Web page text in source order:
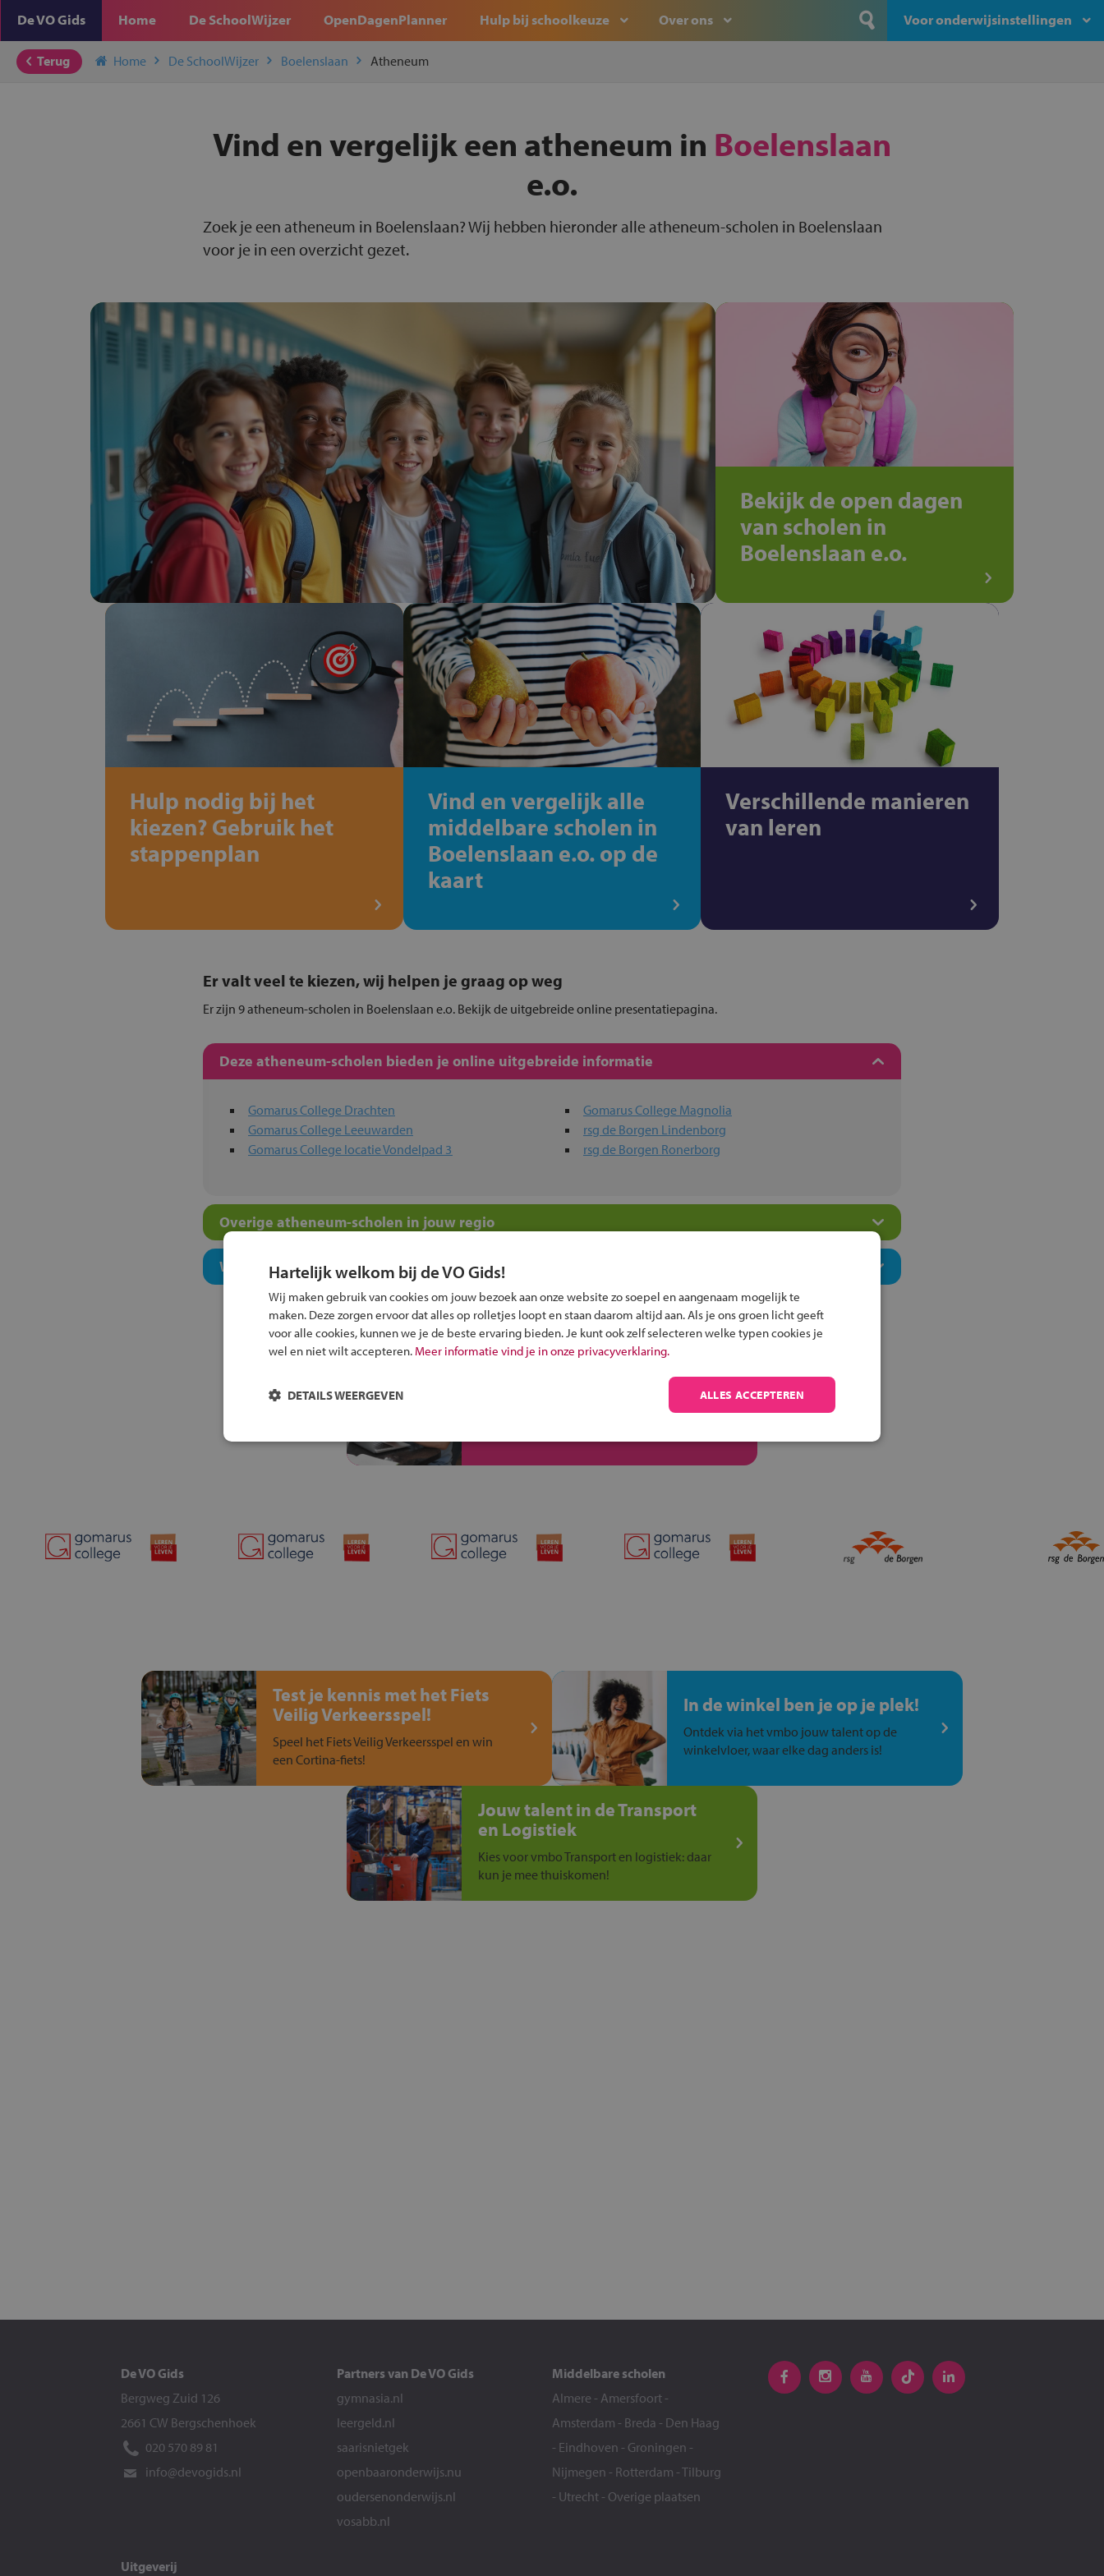
De VO Gids Home De SchoolWijzer OpenDagenPlanner Hulp bij schoolkeuze Over ons Voor onderwijsinstellingen
Terug Home De SchoolWijzer Boelenslaan Atheneum
Vind en vergelijk een atheneum in Boelenslaan
e.o.
Zoek je een atheneum in Boelenslaan? Wij hebben hieronder alle atheneum-scholen in Boelenslaan
voor je in een overzicht gezet.
Bekijk de open dagen
van scholen in
Boelenslaan e.o.
Hulp nodig bij het
kiezen? Gebruik het
stappenplan
Vind en vergelijk alle
middelbare scholen in
Boelenslaan e.o. op de
kaart
Verschillende manieren
van leren
Er valt veel te kiezen, wij helpen je graag op weg
Er zijn 9 atheneum-scholen in Boelenslaan e.o. Bekijk de uitgebreide online presentatiepagina.
Deze atheneum-scholen bieden je online uitgebreide informatie
Gomarus College Drachten
Gomarus College Leeuwarden
Gomarus College locatie Vondelpad 3
Gomarus College Magnolia
rsg de Borgen Lindenborg
rsg de Borgen Ronerborg
Overige atheneum-scholen in jouw regio
Welk onderwijsconcept past bij jou?
Alle informatie om je kind aan te melden bij
Test je kennis met het Fiets
Veilig Verkeersspel!
Speel het Fiets Veilig Verkeersspel en win
een Cortina-fiets!
In de winkel ben je op je plek!
Ontdek via het vmbo jouw talent op de
winkelvloer, waar elke dag anders is!
Jouw talent in de Transport
en Logistiek
Kies voor vmbo Transport en logistiek: daar
kun je mee thuiskomen!
De VO Gids
Bergweg Zuid 126
2661 CW Bergschenhoek
020 570 89 81
info@devogids.nl
Partners van De VO Gids
gymnasia.nl
leergeld.nl
saarisnietgek
openbaaronderwijs.nu
oudersenonderwijs.nl
vosabb.nl
Middelbare scholen
Almere - Amersfoort -
Amsterdam - Breda - Den Haag
- Eindhoven - Groningen -
Nijmegen - Rotterdam -Tilburg
- Utrecht - Overige plaatsen
Uitgeverij
Hartelijk welkom bij de VO Gids!
Wij maken gebruik van cookies om jouw bezoek aan onze website zo soepel en aangenaam mogelijk te
maken. Deze zorgen ervoor dat alles op rolletjes loopt en staan daarom altijd aan. Als je ons groen licht geeft
voor alle cookies, kunnen we je de beste ervaring bieden. Je kunt ook zelf selecteren welke typen cookies je
wel en niet wilt accepteren. Meer informatie vind je in onze privacyverklaring.
ALLES ACCEPTEREN
DETAILS WEERGEVEN